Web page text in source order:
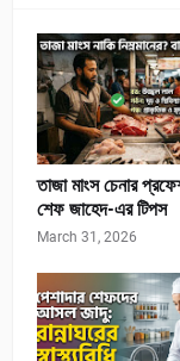
তাজা মাংস চেনার
শেফ জাহেদ-এর টিপস
March 31, 2026